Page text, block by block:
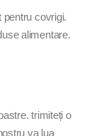
pentru covrigi.
alimentare.
trimiteți o
va lua